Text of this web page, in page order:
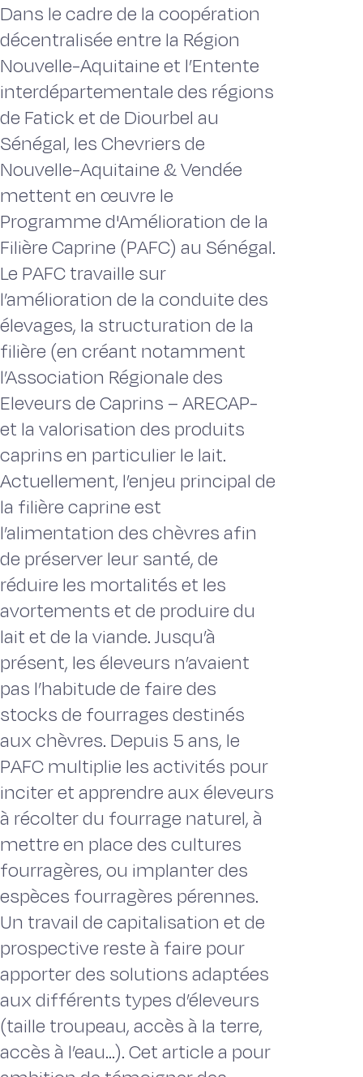
Dans le cadre de la coopération
décentralisée entre la Région
Nouvelle-Aquitaine et l’Entente
interdépartementale des régions
de Fatick et de Diourbel au
Sénégal, les Chevriers de
Nouvelle-Aquitaine & Vendée
mettent en œuvre le
Programme d'Amélioration de la
Filière Caprine (PAFC) au Sénégal.
Le PAFC travaille sur
l’amélioration de la conduite des
élevages, la structuration de la
filière (en créant notamment
l’Association Régionale des
Eleveurs de Caprins – ARECAP-
et la valorisation des produits
caprins en particulier le lait.
Actuellement, l’enjeu principal de
la filière caprine est
l’alimentation des chèvres afin
de préserver leur santé, de
réduire les mortalités et les
avortements et de produire du
lait et de la viande. Jusqu’à
présent, les éleveurs n’avaient
pas l’habitude de faire des
stocks de fourrages destinés
aux chèvres. Depuis 5 ans, le
PAFC multiplie les activités pour
inciter et apprendre aux éleveurs
à récolter du fourrage naturel, à
mettre en place des cultures
fourragères, ou implanter des
espèces fourragères pérennes.
Un travail de capitalisation et de
prospective reste à faire pour
apporter des solutions adaptées
aux différents types d’éleveurs
(taille troupeau, accès à la terre,
accès à l’eau...). Cet article a pour